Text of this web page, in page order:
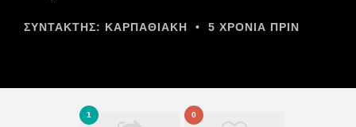
ΣΥΝΤΆΚΤΗΣ: ΚΑΡΠΑΘΙΑΚΗ • 5 ΧΡΌΝΙΑ ΠΡΙΝ
1 0